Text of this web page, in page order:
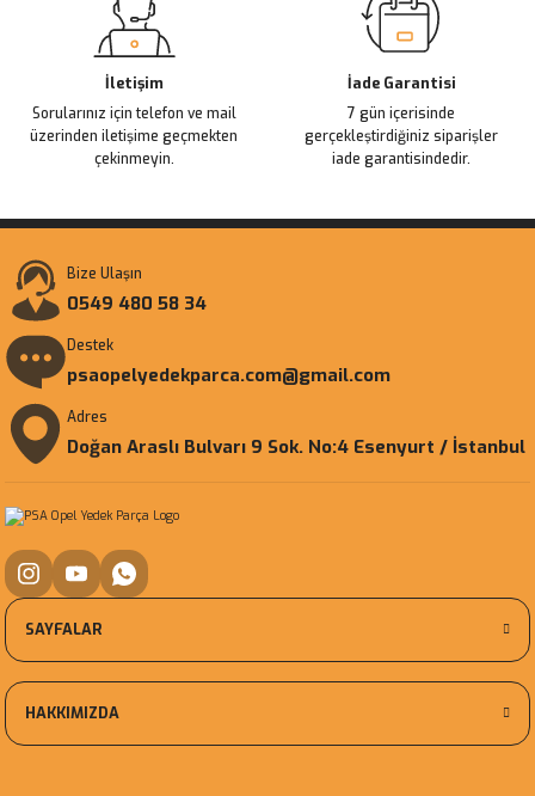
İletişim
Sorularınız için telefon ve mail
üzerinden iletişime geçmekten
çekinmeyin.
İade Garantisi
7 gün içerisinde
gerçekleştirdiğiniz siparişler
iade garantisindedir.
Bize Ulaşın
0549 480 58 34
Destek
psaopelyedekparca.com@gmail.com
Adres
Doğan Araslı Bulvarı 9 Sok. No:4 Esenyurt / İstanbul
SAYFALAR
HAKKIMIZDA